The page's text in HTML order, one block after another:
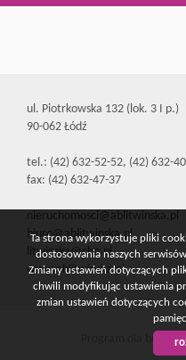
ul. Piotrkowska 132 (lok. 3 I p.)
90-062 Łódź
tel.: (42) 632-52-52, (42) 632-
fax: (42) 632-47-37
nieruchomosci@ablitwinska.pl
biuro@ablitwinska.pl
litwinska@cbn.pl
www.ablitwinska.pl
Program dla biur
Ta strona wykorzystuje pliki
dostosowania naszych
Zmiany ustawień dotyczących
chwili modyfikując ustawienia
zmian ustawień dotyczących